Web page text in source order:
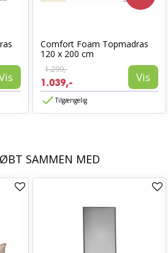
Comfort Foam Topmadras
120 x 200 cm
1.299,-
1.039,- Vis
Tilgængelig
SAMMEN MED